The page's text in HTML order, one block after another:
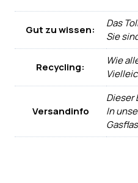
Gut zu wissen:
Das
Sie
Recycling:
Wie
Versandinfo
Dieser
In